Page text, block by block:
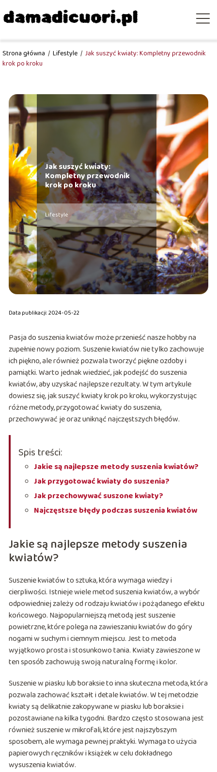
Strona główna / Lifestyle / Jak suszyć kwiaty: Kompletny przewodnik
krok po kroku
Jak suszyć kwiaty:
Kompletny przewodnik
krok po kroku
Lifestyle
Data publikacji: 2024-05-22
Pasja do suszenia kwiatów może przenieść nasze hobby na
zupełnie nowy poziom. Suszenie kwiatów nie tylko zachowuje
ich piękno, ale również pozwala tworzyć piękne ozdoby i
pamiątki. Warto jednak wiedzieć, jak podejść do suszenia
kwiatów, aby uzyskać najlepsze rezultaty. W tym artykule
dowiesz się, jak suszyć kwiaty krok po kroku, wykorzystując
różne metody, przygotować kwiaty do suszenia,
przechowywać je oraz uniknąć najczęstszych błędów.
Spis treści:
Jakie są najlepsze metody suszenia kwiatów?
Jak przygotować kwiaty do suszenia?
Jak przechowywać suszone kwiaty?
Najczęstsze błędy podczas suszenia kwiatów
Jakie są najlepsze metody suszenia
kwiatów?
Suszenie kwiatów to sztuka, która wymaga wiedzy i
cierpliwości. Istnieje wiele metod suszenia kwiatów, a wybór
odpowiedniej zależy od rodzaju kwiatów i pożądanego efektu
końcowego. Najpopularniejszą metodą jest suszenie
powietrzne, które polega na zawieszaniu kwiatów do góry
nogami w suchym i ciemnym miejscu. Jest to metoda
wyjątkowo prosta i stosunkowo tania. Kwiaty zawieszone w
ten sposób zachowują swoją naturalną formę i kolor.
Suszenie w piasku lub boraksie to inna skuteczna metoda, która
pozwala zachować kształt i detale kwiatów. W tej metodzie
kwiaty są delikatnie zakopywane w piasku lub boraksie i
pozostawiane na kilka tygodni. Bardzo często stosowana jest
również suszenie w mikrofali, które jest najszybszym
sposobem, ale wymaga pewnej praktyki. Wymaga to użycia
papierowych ręczników i książek w celu dokładnego
wysuszenia kwiatów.